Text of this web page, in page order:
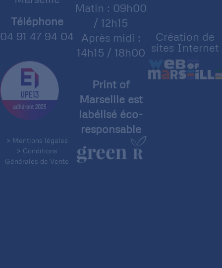
Téléphone
04 91 47 94 04
> Mentions légales
> Conditions
Générales de Vente
Matin : 09h00
/ 12h15
Après midi :
14h15 / 18h00
Print of
Marseille est
labélisé éco-
responsable
Création de
sites Internet